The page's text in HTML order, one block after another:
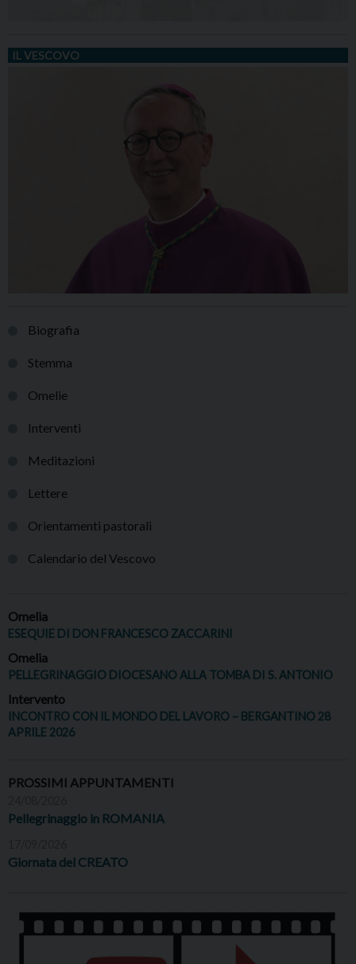
IL VESCOVO
Biografia
Stemma
Omelie
Interventi
Meditazioni
Lettere
Orientamenti pastorali
Calendario del Vescovo
Omelia
ESEQUIE DI DON FRANCESCO ZACCARINI
Omelia
PELLEGRINAGGIO DIOCESANO ALLA TOMBA DI S. ANTONIO
Intervento
INCONTRO CON IL MONDO DEL LAVORO – BERGANTINO 28
APRILE 2026
PROSSIMI APPUNTAMENTI
Pellegrinaggio in ROMANIA
Giornata del CREATO